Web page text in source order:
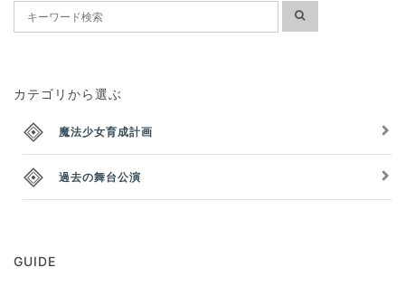
カテゴリから選ぶ
魔法少女育成計画
過去の舞台公演
GUIDE